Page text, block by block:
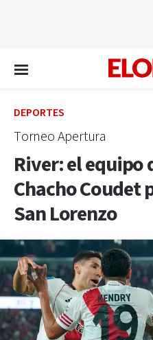
DEPORTES
Torneo Apertura
River: el equipo
Chacho Coudet
San Lorenzo